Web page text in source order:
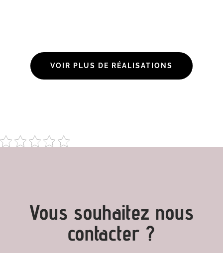
VOIR PLUS DE RÉALISATIONS
Vous souhaitez nous
contacter ?